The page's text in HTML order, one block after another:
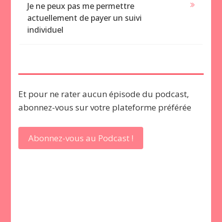
Je ne peux pas me permettre
actuellement de payer un suivi
individuel
Et pour ne rater aucun épisode du podcast,
abonnez-vous sur votre plateforme préférée
Abonnez-vous au Podcast !